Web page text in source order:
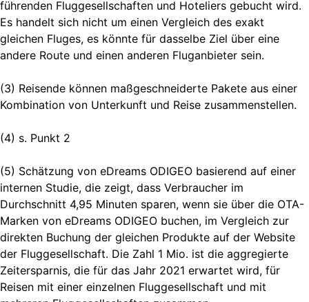
führenden Fluggesellschaften und Hoteliers gebucht wird.
Es handelt sich nicht um einen Vergleich des exakt
gleichen Fluges, es könnte für dasselbe Ziel über eine
andere Route und einen anderen Fluganbieter sein.
(3) Reisende können maßgeschneiderte Pakete aus einer
Kombination von Unterkunft und Reise zusammenstellen.
(4) s. Punkt 2
(5) Schätzung von eDreams ODIGEO basierend auf einer
internen Studie, die zeigt, dass Verbraucher im
Durchschnitt 4,95 Minuten sparen, wenn sie über die OTA-
Marken von eDreams ODIGEO buchen, im Vergleich zur
direkten Buchung der gleichen Produkte auf der Website
der Fluggesellschaft. Die Zahl 1 Mio. ist die aggregierte
Zeitersparnis, die für das Jahr 2021 erwartet wird, für
Reisen mit einer einzelnen Fluggesellschaft und mit